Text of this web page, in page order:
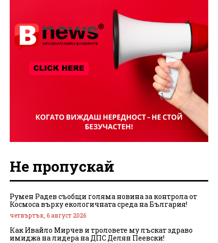
Не пропускай
Румен Радев съобщи голяма новина за контрола от
Космоса върху екологичната среда на България!
четвъртък, 6 август 2026
Как Ивайло Мирчев и троловете му лъскат здраво
имиджа на лидера на ДПС Делян Пеевски!